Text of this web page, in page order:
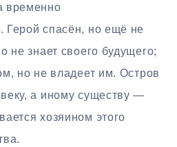
временно
Герой спасён, но ещё не
не знает своего будущего;
но не владеет им. Остров
а иному существу —
хозяином этого